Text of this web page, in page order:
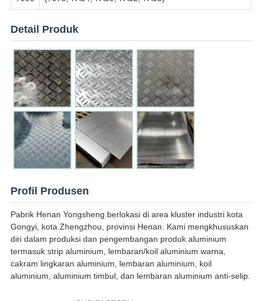
Detail Produk
Profil Produsen
Pabrik Henan Yongsheng berlokasi di area kluster industri kota
Gongyi, kota Zhengzhou, provinsi Henan. Kami mengkhususkan
diri dalam produksi dan pengembangan produk aluminium
termasuk strip aluminium, lembaran/koil aluminium warna,
cakram lingkaran aluminium, lembaran aluminium, koil
aluminium, aluminium timbul, dan lembaran aluminium anti-selip.